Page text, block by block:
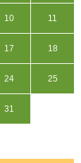
10 11
17 18
24 25
31